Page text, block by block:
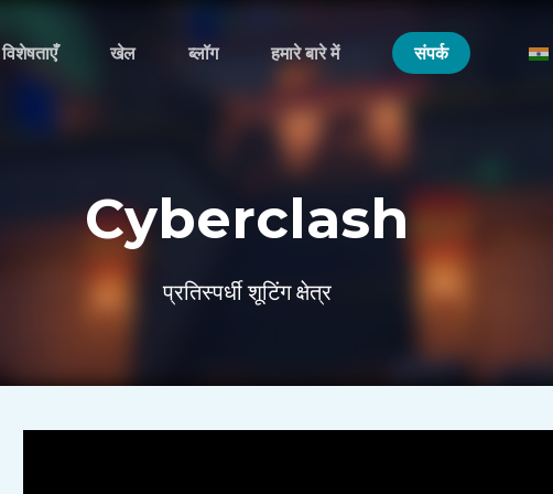
विशेषताएँ खेल ब्लॉग हमारे बारे में संपर्क
Cyberclash
प्रतिस्पर्धी शूटिंग क्षेत्र